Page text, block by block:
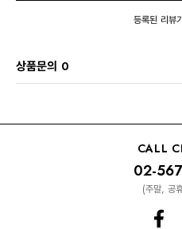
등록된 리뷰
상품문의 0
CALL
02-
(주말, 공